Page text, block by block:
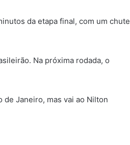
da etapa final, com um chute
Na próxima rodada, o
de Janeiro, mas vai ao Nilton